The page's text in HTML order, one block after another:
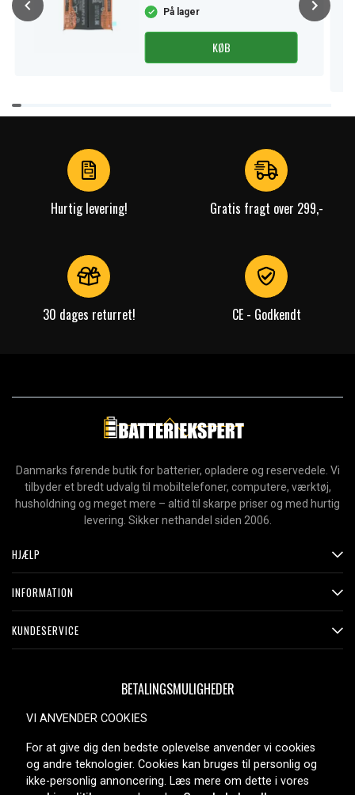
På lager
KØB
Item
1
Hurtig levering! Gratis fragt over 299,-
30 dages returret! CE - Godkendt
Danmarks førende butik for batterier, opladere og reservedele. Vi
tilbyder et bredt udvalg til mobiltelefoner, computere, værktøj,
husholdning og meget mere – altid til skarpe priser og med hurtig
levering. Sikker nethandel siden 2006.
HJÆLP
INFORMATION
KUNDESERVICE
BETALINGSMULIGHEDER
LEVERINGSMULIGHEDER
VI ANVENDER COOKIES
For at give dig den bedste oplevelse anvender vi cookies
og andre teknologier. Cookies kan bruges til personlig og
ikke-personlig annoncering. Læs mere om dette i vores